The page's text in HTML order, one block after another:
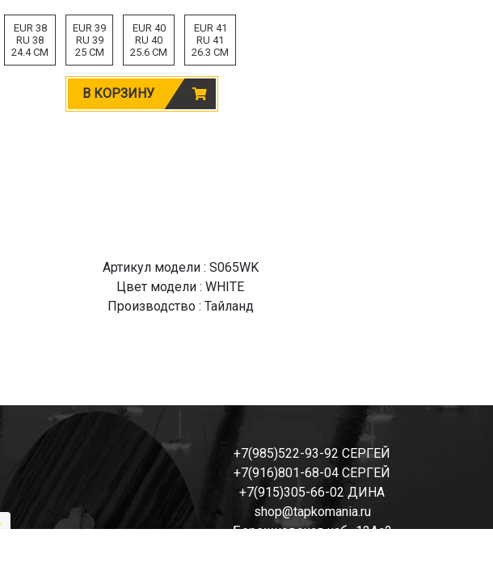
EUR 38
RU 38
24.4 CM
EUR 39
RU 39
25 CM
EUR 40
RU 40
25.6 CM
EUR 41
RU 41
26.3 CM
В КОРЗИНУ
Артикул модели : S065WK
Цвет модели : WHITE
Производство : Тайланд
+7(985)522-93-92 СЕРГЕЙ
+7(916)801-68-04 СЕРГЕЙ
+7(915)305-66-02 ДИНА
shop@tapkomania.ru
Бережковская наб., 12Ас2